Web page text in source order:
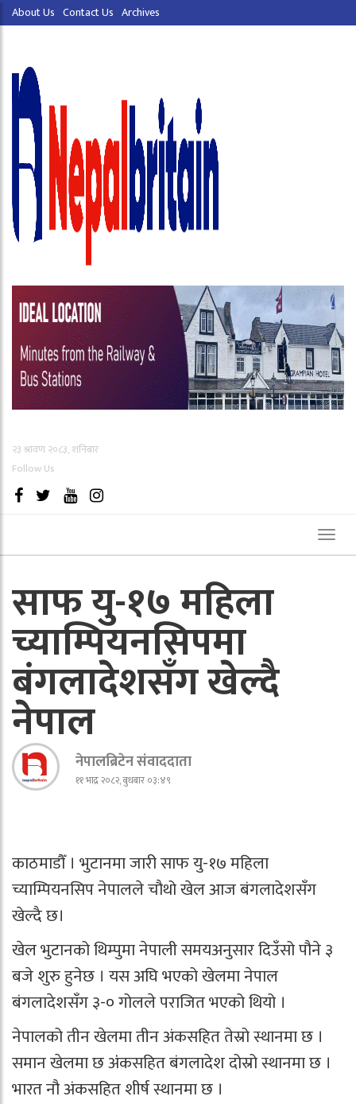
About Us Contact Us Archives
२३ श्रावण २०८३, शनिबार
Follow Us
साफ यु-१७ महिला
च्याम्पियनसिपमा
बंगलादेशसँग खेल्दै
नेपाल
नेपालब्रिटेन संवाददाता
११ भाद्र २०८२, बुधबार ०३:४९
काठमाडौँ । भुटानमा जारी साफ यु-१७ महिला
च्याम्पियनसिप नेपालले चौथो खेल आज बंगलादेशसँग
खेल्दै छ।
खेल भुटानको थिम्पुमा नेपाली समयअनुसार दिउँसो पौने ३
बजे शुरु हुनेछ । यस अघि भएको खेलमा नेपाल
बंगलादेशसँग ३-० गोलले पराजित भएको थियो ।
नेपालको तीन खेलमा तीन अंकसहित तेस्रो स्थानमा छ ।
समान खेलमा छ अंंकसहित बंगलादेश दोस्रो स्थानमा छ ।
भारत नौ अंकसहित शीर्ष स्थानमा छ ।